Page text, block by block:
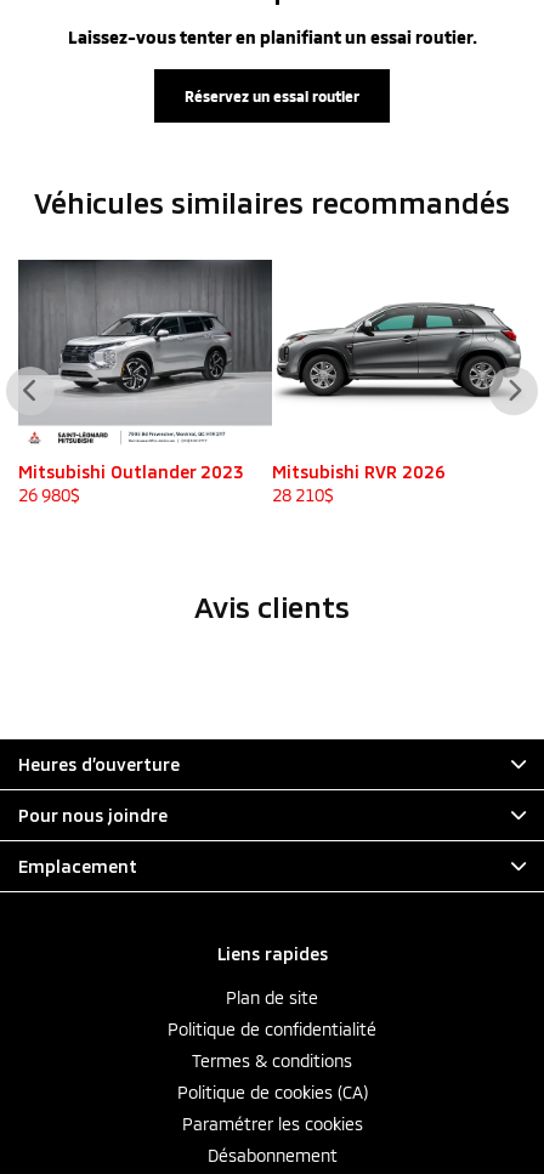
Laissez-vous tenter en planifiant un essai routier.
Réservez un essai routier
Véhicules similaires recommandés
Mitsubishi Outlander 2023
26 980$
Mitsubishi RVR 2026
28 210$
Avis clients
Liens rapides
Plan de site
Politique de confidentialité
Termes & conditions
Politique de cookies (CA)
Paramétrer les cookies
Désabonnement
Heures d’ouverture
Pour nous joindre
Emplacement